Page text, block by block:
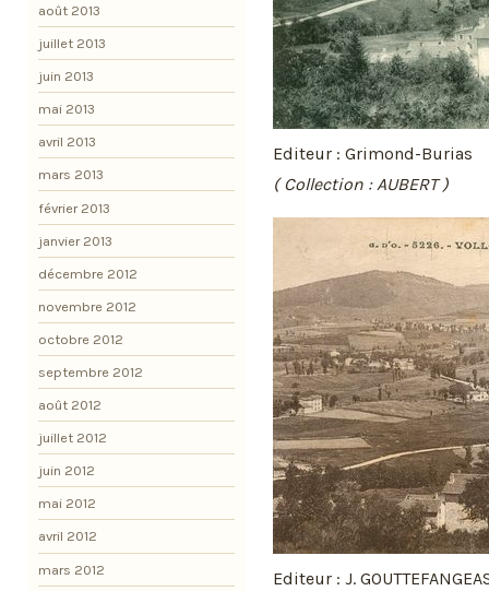
Editeur : Grimond-Burias
( Collection : AUBERT )
Editeur : J.
août 2013
juillet 2013
juin 2013
mai 2013
avril 2013
mars 2013
février 2013
janvier 2013
décembre 2012
novembre 2012
octobre 2012
septembre 2012
août 2012
juillet 2012
juin 2012
mai 2012
avril 2012
mars 2012